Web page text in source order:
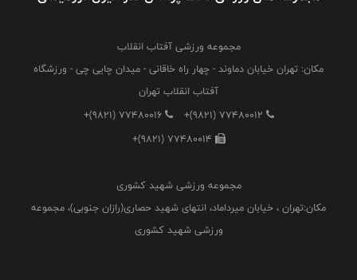
مجموعه ورزشی آفتاب انقلاب
مکان: تهران خیابان دماوند - چهار راه خاقانی - میدان چایی چی - ورزشگاه
آفتاب انقلاب تهران
+(9821) 77480012
+(9821) 77480016
+(9821) 77480014
مجموعه ورزشی شهید کشوری
مکان:تهران ، خیابان میرداماد، انتهای شهید حصاری(رازان جنوبی)، مجموعه
ورزشی شهید کشوری